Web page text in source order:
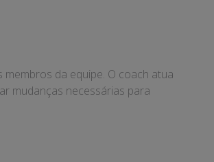
da equipe. O coach atua
mudanças necessárias para